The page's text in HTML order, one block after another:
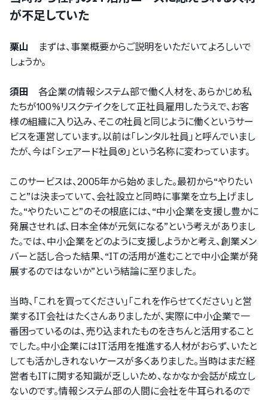
が不足していた
栗山
まずは、事業概要からご説明をいただいてよろしいで
しょうか。
須田 各企業の情報システム部で働く人材を、あらかじめ私
たちが100%リスクテイクをして正社員雇用したうえで、お客
様の組織に入り込み、そこの社員と同じように働くというサー
ビスを運営しています。以前は「レンタル社員」と呼んでいまし
たが、今は「シェアード社員®」という名称に変わっています。
このサービスは、2005年から始めました。最初から“やりたい
こと”は決まっていて、会社設立と同時に事業を立ち上げまし
た。“やりたいこと”のその根底には、“中小企業を支援し豊かに
発展させれば、日本全体が元気になる”という考えがありまし
た。では、中小企業をどのように支援しようかと考え、創業メン
バーと話し合った結果、“ITの活用が進むことで中小企業が発
展するのではないか”という結論に至りました。
当時、「これを買ってください」「これを作らせてください」と営
業するIT会社はたくさんありましたが、実際に中小企業で一
番困っているのは、売り込まれたものをきちんと活用すること
でした。中小企業にはIT活用を推進する人材がおらず、いたと
しても活かしきれないケースが多くありました。当時はまだ経
営者もITに関する知識が乏しいため、なかなか会話が成立し
ないのです。情報システム部の人間に会社を牛耳られるので